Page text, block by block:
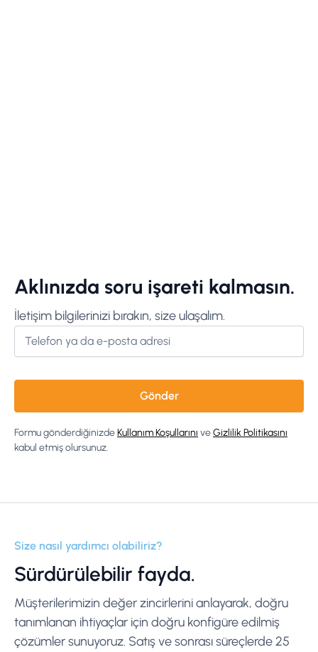
Aklınızda soru işareti kalmasın.
İletişim bilgilerinizi bırakın, size ulaşalım.
Formu gönderdiğinizdeKullanım Koşullarını veGizlilik Politikasını
kabul etmiş olursunuz.
Size nasıl yardımcı olabiliriz?
Sürdürülebilir fayda.
Müşterilerimizin değer zincirlerini anlayarak, doğru
tanımlanan ihtiyaçlar için doğru konfigüre edilmiş
çözümler sunuyoruz. Satış ve sonrası süreçlerde 25